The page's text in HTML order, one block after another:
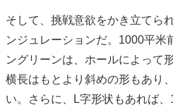
そして、挑戦意欲をかき立てら
ンジュレーションだ。1000平米
ングリーンは、ホールによって
横長はもとより斜めの形もあり
い。さらに、L字形状もあれば